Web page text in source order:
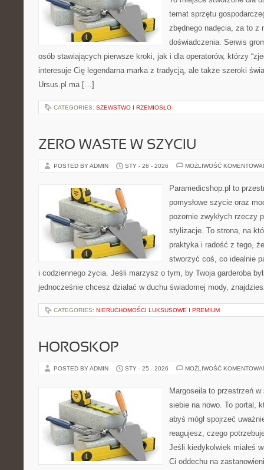
temat sprzętu
zbędnego nadęcia, za to z
doświadczenia. Serwis
osób stawiających pierwsze kroki, jak i dla operatorów, którzy
interesuje Cię legendarna marka z tradycją, ale także szeroki
Ursus.pl ma […]
CATEGORIES: SZEWSTWO I RZEMIOSŁO
ZERO WASTE W SZYCIU
POSTED BY ADMIN STY - 26 - 2026 MOŻLIWOŚĆ
Paramedicshop.pl to
pomysłowe szycie oraz
pozornie zwykłych rzeczy
stylizacje. To strona, na
praktyka i radość z tego,
stworzyć coś, co idealnie
i codziennego życia. Jeśli marzysz o tym, by Twoja garderoba
jednocześnie chcesz działać w duchu świadomej mody,
CATEGORIES: NIERUCHOMOŚCI LUKSUSOWE I PREMIUM
HOROSKOP
POSTED BY ADMIN STY - 25 - 2026 MOŻLIWOŚĆ
Margoseila to przestrzeń
siebie na nowo. To portal,
abyś mógł spojrzeć
reagujesz, czego
Jeśli kiedykolwiek miałeś
Ci oddechu na